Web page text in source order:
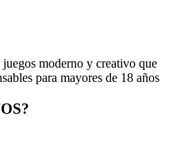
moderno y creativo que
para mayores de 18 años